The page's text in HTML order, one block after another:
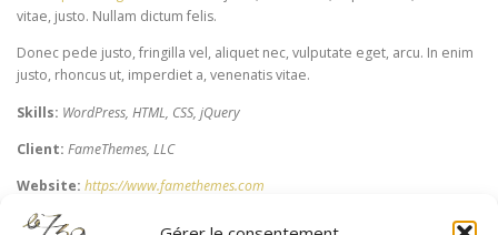
vitae, justo. Nullam dictum felis.
Donec pede justo, fringilla vel, aliquet nec, vulputate eget, arcu. In enim
justo, rhoncus ut, imperdiet a, venenatis vitae.
Skills: WordPress, HTML, CSS, jQuery
Client: FameThemes, LLC
Website: https://www.famethemes.com